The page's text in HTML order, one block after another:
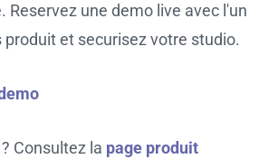
Reservez une demo live avec l'un
produit et securisez votre studio.
Consultez la page produit